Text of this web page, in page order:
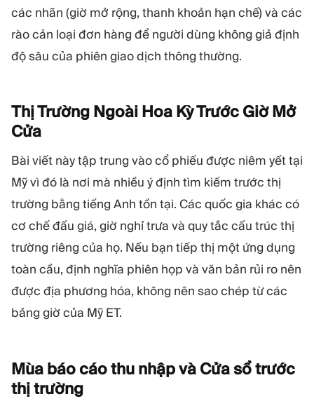
các nhãn (giờ mở rộng, thanh khoản hạn chế) và các
rào cản loại đơn hàng để người dùng không giả định
độ sâu của phiên giao dịch thông thường.
Thị Trường Ngoài Hoa Kỳ Trước Giờ Mở
Cửa
Bài viết này tập trung vào cổ phiếu được niêm yết tại
Mỹ vì đó là nơi mà nhiều ý định tìm kiếm trước thị
trường bằng tiếng Anh tồn tại. Các quốc gia khác có
cơ chế đấu giá, giờ nghỉ trưa và quy tắc cấu trúc thị
trường riêng của họ. Nếu bạn tiếp thị một ứng dụng
toàn cầu, định nghĩa phiên họp và văn bản rủi ro nên
được địa phương hóa, không nên sao chép từ các
bảng giờ của Mỹ ET.
Mùa báo cáo thu nhập và Cửa sổ trước
thịtrường